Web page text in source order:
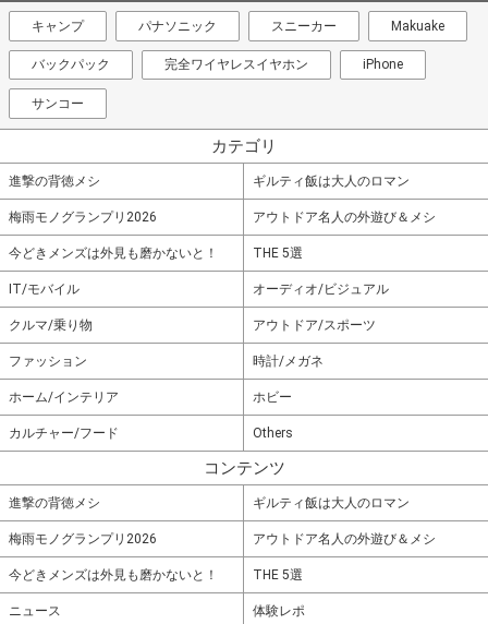
キャンプ パナソニック スニーカー Makuake
バックパック 完全ワイヤレスイヤホン iPhone
サンコー
カテゴリ
進撃の背徳メシ ギルティ飯は大人のロマン
梅雨モノグランプリ2026 アウトドア名人の外遊び＆メシ
今どきメンズは外見も磨かないと！ THE 5選
IT/モバイル オーディオ/ビジュアル
クルマ/乗り物 アウトドア/スポーツ
ファッション 時計/メガネ
ホーム/インテリア ホビー
カルチャー/フード Others
コンテンツ
進撃の背徳メシ ギルティ飯は大人のロマン
梅雨モノグランプリ2026 アウトドア名人の外遊び＆メシ
今どきメンズは外見も磨かないと！ THE 5選
ニュース 体験レポ